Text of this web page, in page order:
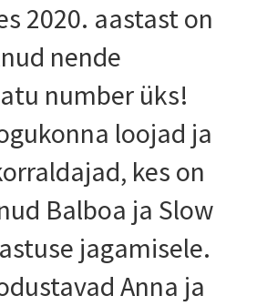
2020. aastast on
nende
number üks!
loojad ja
kes on
Balboa ja Slow
jagamisele.
Anna ja